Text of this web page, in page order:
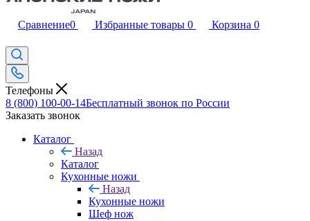
Сравнение0 Избранные товары 0 Корзина 0
Телефоны
8 (800) 100-00-14Бесплатный звонок по России
Заказать звонок
Каталог
Назад
Каталог
Кухонные ножи
Назад
Кухонные ножи
Шеф нож